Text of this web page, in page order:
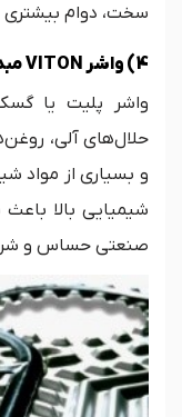
سخت، دوام بیشتری
4) واشر VITON مبدل حرارتی
حلال‌های آلی،
و بسیاری از مواد
شیمیایی بالا
صنعتی حساس و